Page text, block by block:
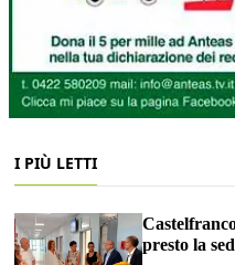
I PIÙ LETTI
presto la